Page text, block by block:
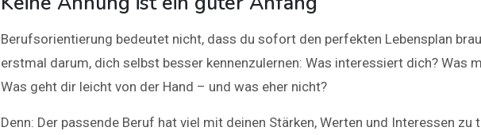
Berufsorientierung bedeutet nicht, dass du sofort den perfekten Lebensplan
erstmal darum, dich selbst besser kennenzulernen: Was interessiert dich? Was
Was geht dir leicht von der Hand – und was eher nicht?
Denn: Der passende Beruf hat viel mit deinen Stärken, Werten und Interessen zu